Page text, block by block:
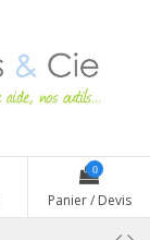
0
Panier / Devis